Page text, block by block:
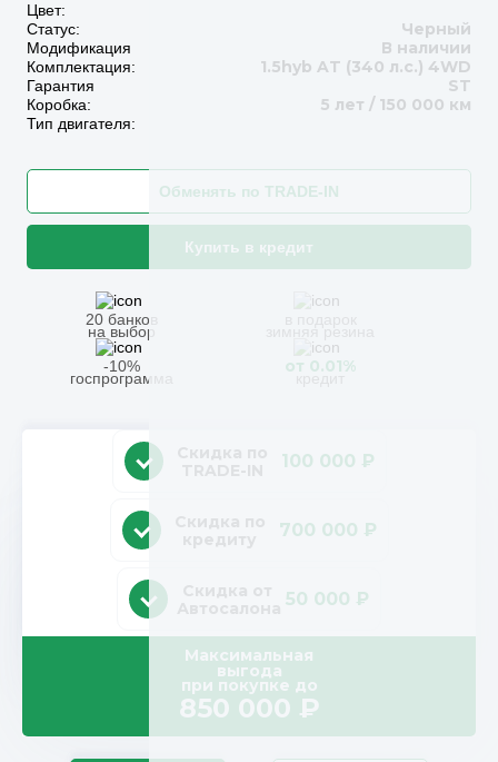
Цвет:
Статус:
Модификация
Комплектация:
Гарантия
Коробка:
Тип двигателя:
Черный
В наличии
1.5hyb AT (340 л.с.) 4WD
ST
5 лет / 150 000 км
Обменять по TRADE-IN
Купить в кредит
20 банков
на выбор
-10%
госпрограмма
от 0.01%
100 000 ₽
700 000 ₽
50 000 ₽
Максимальная
выгода
при покупке до
850 000 ₽